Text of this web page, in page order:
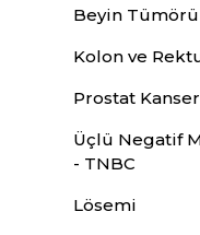
Beyin Tümörü
Kolon ve
Prostat
Üçlü Negatif
- TNBC
Lösemi